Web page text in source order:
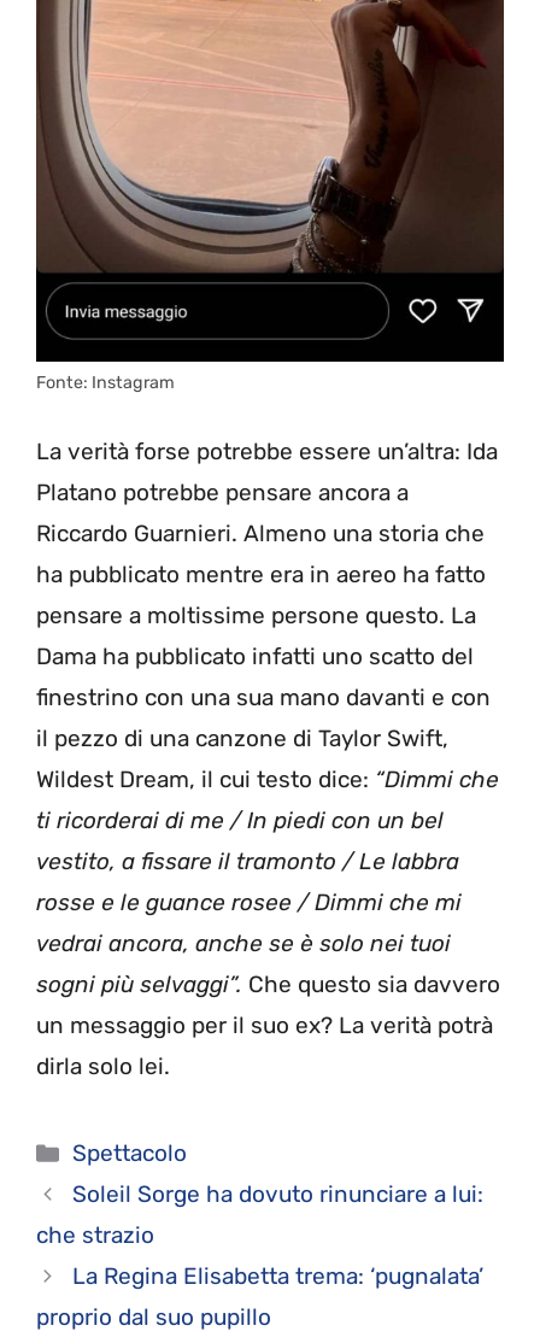
Fonte: Instagram
La verità forse potrebbe essere un’altra: Ida
Platano potrebbe pensare ancora a
Riccardo Guarnieri. Almeno una storia che
ha pubblicato mentre era in aereo ha fatto
pensare a moltissime persone questo. La
Dama ha pubblicato infatti uno scatto del
finestrino con una sua mano davanti e con
il pezzo di una canzone di Taylor Swift,
Wildest Dream, il cui testo dice: “Dimmi che
ti ricorderai di me / In piedi con un bel
vestito, a fissare il tramonto / Le labbra
rosse e le guance rosee / Dimmi che mi
vedrai ancora, anche se è solo nei tuoi
sogni più selvaggi”. Che questo sia davvero
un messaggio per il suo ex? La verità potrà
dirla solo lei.
Categorie
Spettacolo
Soleil Sorge ha dovuto rinunciare a lui:
che strazio
La Regina Elisabetta trema: ‘pugnalata’
proprio dal suo pupillo